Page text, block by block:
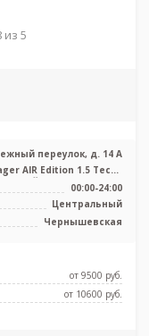
из 5
переулок, д. 14 А
AIR Edition 1.5 Тесла
КТ GE Revolut ...
00:00-24:00
Центральный
Чернышевская
от 9500 pуб.
от 10600 pуб.